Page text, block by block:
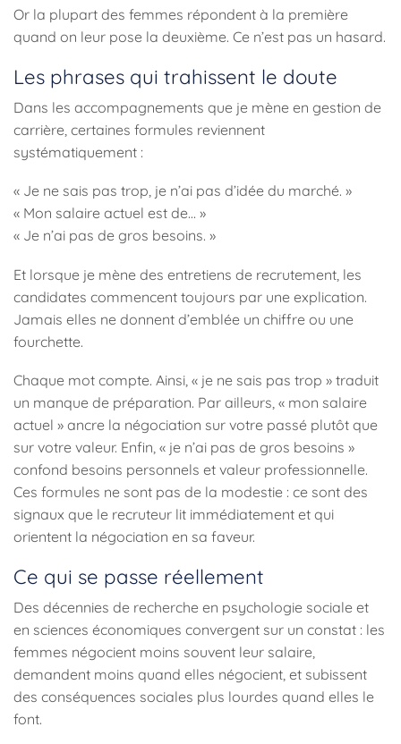
Or la plupart des femmes répondent à la première
quand on leur pose la deuxième. Ce n’est pas un hasard.
Les phrases qui trahissent le doute
Dans les accompagnements que je mène en gestion de
carrière, certaines formules reviennent
systématiquement :
« Je ne sais pas trop, je n’ai pas d’idée du marché. »
« Mon salaire actuel est de… »
« Je n’ai pas de gros besoins. »
Et lorsque je mène des entretiens de recrutement, les
candidates commencent toujours par une explication.
Jamais elles ne donnent d’emblée un chiffre ou une
fourchette.
Chaque mot compte. Ainsi, « je ne sais pas trop » traduit
un manque de préparation. Par ailleurs, « mon salaire
actuel » ancre la négociation sur votre passé plutôt que
sur votre valeur. Enfin, « je n’ai pas de gros besoins »
confond besoins personnels et valeur professionnelle.
Ces formules ne sont pas de la modestie : ce sont des
signaux que le recruteur lit immédiatement et qui
orientent la négociation en sa faveur.
Ce qui se passe réellement
Des décennies de recherche en psychologie sociale et
en sciences économiques convergent sur un constat : les
femmes négocient moins souvent leur salaire,
demandent moins quand elles négocient, et subissent
des conséquences sociales plus lourdes quand elles le
font.